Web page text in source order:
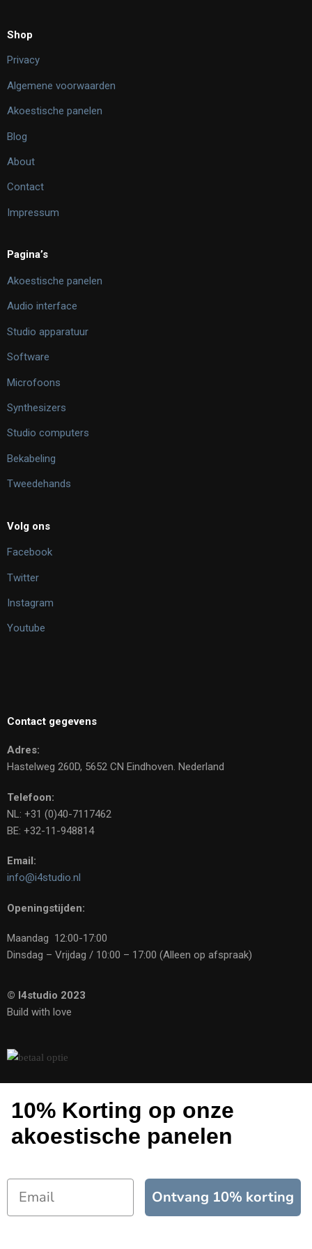
Shop
Privacy
Algemene voorwaarden
Akoestische panelen
Blog
About
Contact
Impressum
Pagina’s
Akoestische panelen
Audio interface
Studio apparatuur
Software
Microfoons
Synthesizers
Studio computers
Bekabeling
Tweedehands
Volg ons
Facebook
Twitter
Instagram
Youtube
Contact gegevens
Adres:
Hastelweg 260D, 5652 CN Eindhoven. Nederland
Telefoon:
NL: +31 (0)40-7117462
BE: +32-11-948814
Email:
info@i4studio.nl
Openingstijden:
Maandag 12:00-17:00
Dinsdag – Vrijdag / 10:00 – 17:00 (Alleen op afspraak)
© I4studio 2023
Build with love
10% Korting op onze
akoestische panelen
Ontvang 10% korting